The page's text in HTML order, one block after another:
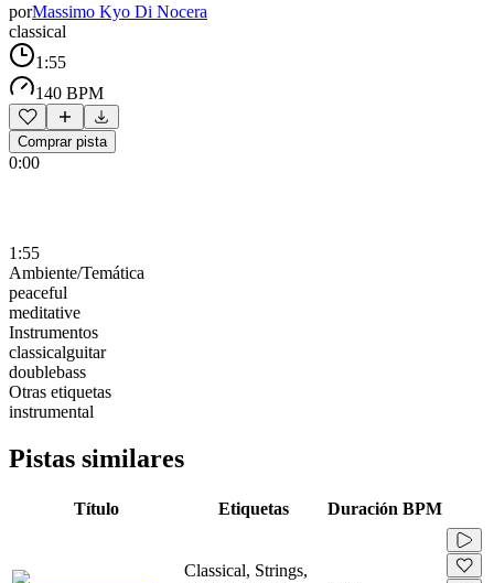
porMassimo Kyo Di Nocera
classical
1:55
140 BPM
Comprar pista
0:00
1:55
Ambiente/Temática
peaceful
meditative
Instrumentos
classicalguitar
doublebass
Otras etiquetas
instrumental
Pistas similares
Título Etiquetas Duración BPM
Classical, Strings,